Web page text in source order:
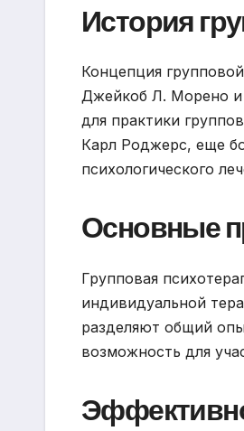
История
Концепция
Джейкоб Л. Морено
для практики
Карл Роджерс, еще
психологического
Основные
Групповая
индивидуальной
разделяют общий
возможность для